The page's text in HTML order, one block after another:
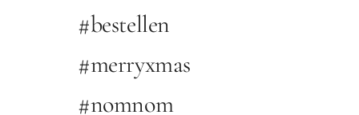
#bestellen
#merryxmas
#nomnom